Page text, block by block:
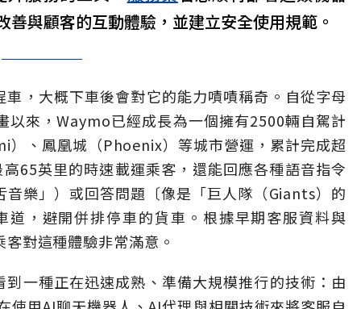
與顧客的互動體驗，並建立安全使用規範。
，大概下車後會對它的能力嘖嘖稱奇。自從字母
來，Waymo已經成長為一個擁有2500輛自駕計
）、鳳凰城（Phoenix）等城市營運，累計完成超
65英里的時速載運乘客，還能回應各種語音指令
樂」）或回答問題〔像是「巨人隊（Giants）的
，避開併排停車的貨車。根據早期客服資料與
對這種體驗非常滿意。
一種正在迅速成熟、準備大規模推行的技術：由